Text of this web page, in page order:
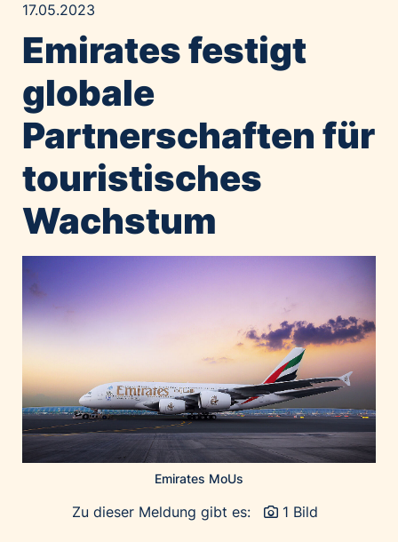
Alawyer
Amadeus Austrian Music Awards
Constantia Flexibles
Costa Kreuzfahrten
Emirates
Expo 2025 Osaka
GE HealthCare
Home of Work
Huawei Consumer Business Group
JP Immobilien
JYSK
Kroatische Zentrale für Tourismus
List Holding Gruppe
17.05.2023
Emirates festigt
globale
Partnerschaften für
touristisches
Wachstum
Emirates MoUs
Zu dieser Meldung gibt es: 1 Bild